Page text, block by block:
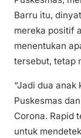
Barru itu,
mereka positif
menentukan
tersebut, tetap
“Jadi dua
Puskesmas
Corona. Rapid
untuk